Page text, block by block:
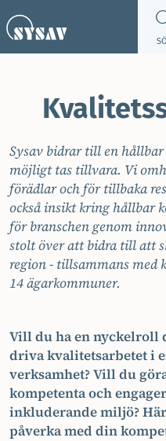
Sysav bidrar till en
möjligt tas tillvara. Vi
förädlar och för tillbaka
också insikt kring hållbar
för branschen genom
stolt över att bidra till att
region - tillsammans med
14 ägarkommuner.
Vill du ha en nyckelroll
driva kvalitetsarbetet i
verksamhet? Vill du
kompetenta och
inkluderande miljö?
påverka med din